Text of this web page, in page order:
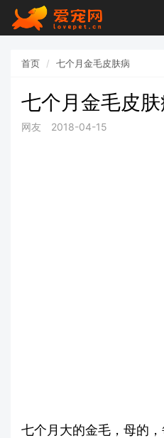
首页 七个月金毛皮肤病
七个月金毛皮
网友 2018-04-15
七个月大的金毛，母的